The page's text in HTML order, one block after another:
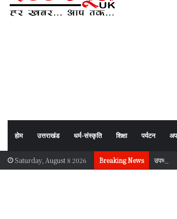
होम उत्तराखंड धर्म-संस्कृति शिक्षा पर्यटन
Saturday, August 8 2026 Breaking News